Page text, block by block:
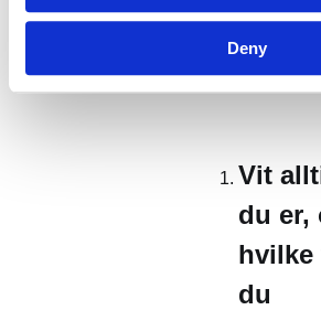
Deny
kan
Vit
du er,
hvilke
du